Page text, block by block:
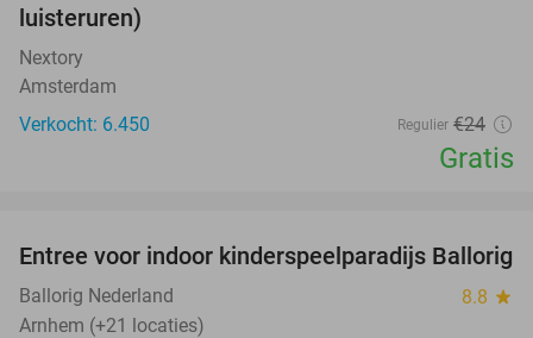
luisteruren)
Nextory
Amsterdam
Verkocht: 6.450
Regulier €24
Gratis
32%
Entree voor indoor kinderspeelparadijs Ballorig
Ballorig Nederland 8.8 star
Arnhem (+21 locaties)